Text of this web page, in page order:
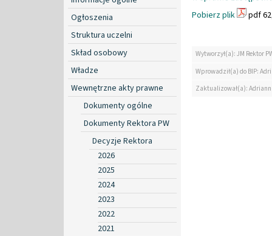
Ogłoszenia
Struktura uczelni
Skład osobowy
Władze
Wewnętrzne akty prawne
Dokumenty ogólne
Dokumenty Rektora PW
Decyzje Rektora
2026
2025
2024
2023
2022
2021
Pobierz plik
pdf
Wytworzył(a): JM Rektor
Wprowadził(a) do BIP:
Zaktualizował(a):